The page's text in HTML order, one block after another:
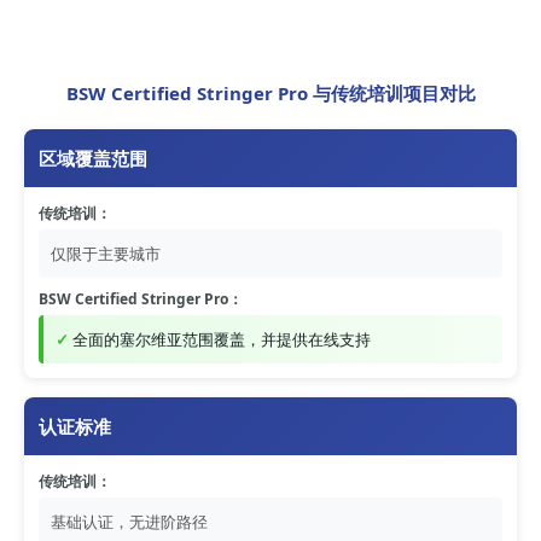
BSW Certified Stringer Pro 与传统培训项目对比
区域覆盖范围
传统培训：
仅限于主要城市
BSW Certified Stringer Pro：
全面的塞尔维亚范围覆盖，并提供在线支持
认证标准
传统培训：
基础认证，无进阶路径